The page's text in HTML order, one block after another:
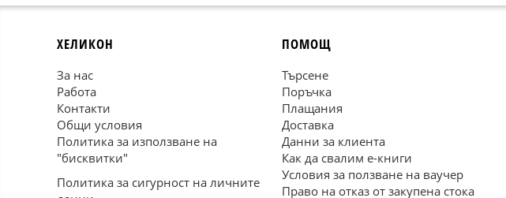
ХЕЛИКОН
За нас
Работа
Контакти
Общи условия
Политика за използване на
"бисквитки"
Политика за сигурност на личните
ПОМОЩ
Търсене
Поръчка
Плащания
Доставка
Данни за клиента
Как да свалим е-книги
Условия за ползване на ваучер
Право на отказ от закупена стока